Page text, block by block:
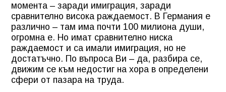
момента – заради имиграция, заради
сравнително висока раждаемост. В Германия е
различно – там има почти 100 милиона души,
огромна е. Но имат сравнително ниска
раждаемост и са имали имиграция, но не
достатъчно. По въпроса Ви – да, разбира се,
движим се към недостиг на хора в определени
сфери от пазара на труда.